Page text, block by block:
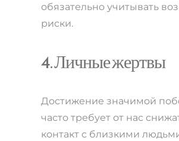
обязательно учитывать
риски.
4. Личные жертвы
Достижение значимой
часто требует от нас
контакт с близкими